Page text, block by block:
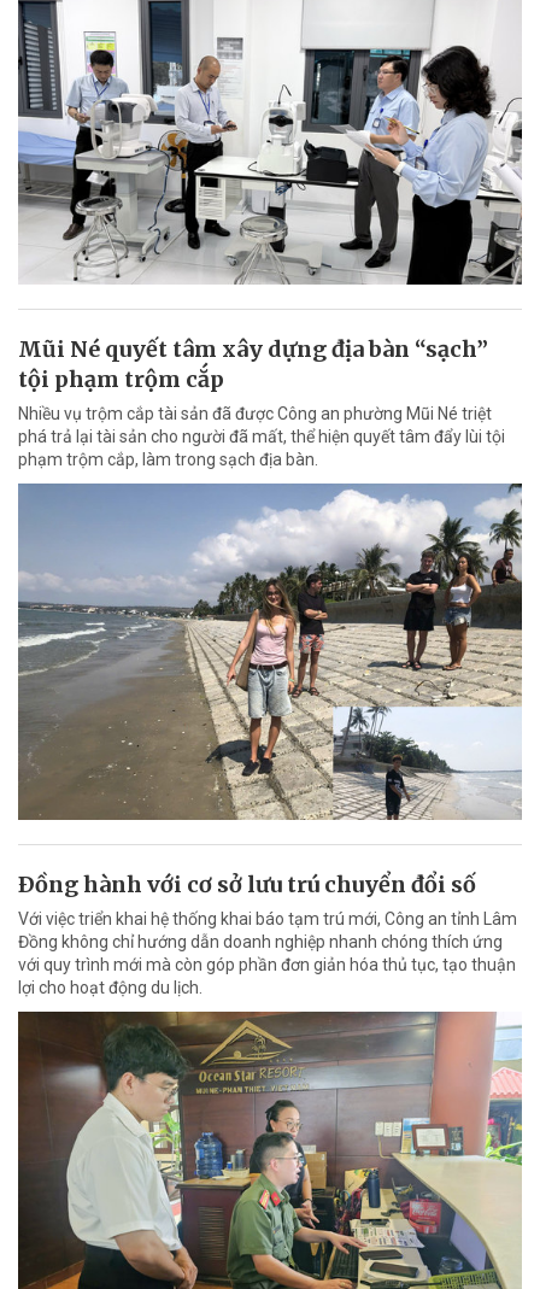
Mũi Né quyết tâm xây dựng địa bàn “sạch”
tội phạm trộm cắp
Nhiều vụ trộm cắp tài sản đã được Công an phường Mũi Né triệt
phá trả lại tài sản cho người đã mất, thể hiện quyết tâm đẩy lùi tội
phạm trộm cắp, làm trong sạch địa bàn.
Ðồng hành với cơ sở lưu trú chuyển đổi số
Với việc triển khai hệ thống khai báo tạm trú mới, Công an tỉnh Lâm
Đồng không chỉ hướng dẫn doanh nghiệp nhanh chóng thích ứng
với quy trình mới mà còn góp phần đơn giản hóa thủ tục, tạo thuận
lợi cho hoạt động du lịch.